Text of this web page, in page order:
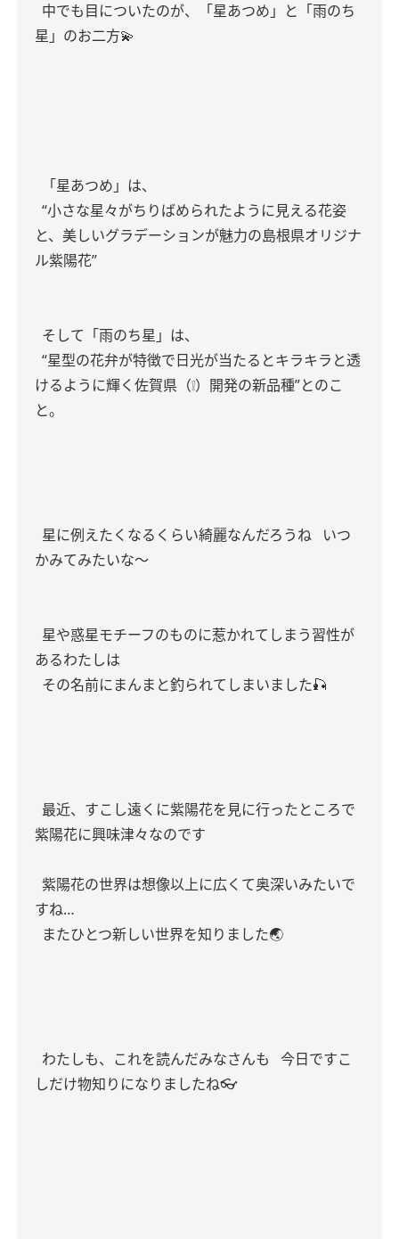
中でも目についたのが、「星あつめ」と「雨のち
星」のお二方💫
「星あつめ」は、
“小さな星々がちりばめられたように見える花姿
と、美しいグラデーションが魅力の島根県オリジナ
ル紫陽花”
そして「雨のち星」は、
“星型の花弁が特徴で日光が当たるとキラキラと透
けるように輝く佐賀県（❕）開発の新品種”とのこ
と。
星に例えたくなるくらい綺麗なんだろうね
いつ
かみてみたいな〜
星や惑星モチーフのものに惹かれてしまう習性が
あるわたしは
その名前にまんまと釣られてしまいました🎣
最近、すこし遠くに紫陽花を見に行ったところで
紫陽花に興味津々なのです
紫陽花の世界は想像以上に広くて奥深いみたいで
すね…
またひとつ新しい世界を知りました🌏
わたしも、これを読んだみなさんも
今日ですこ
しだけ物知りになりましたね👓